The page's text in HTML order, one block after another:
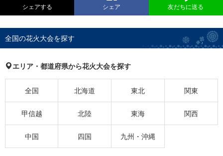
シェアする シェア 友だちに送る
全国の花火大会を探す
エリア・都道府県から花火大会を探す
全国 北海道 東北 関東
甲信越 北陸 東海 関西
中国 四国 九州・沖縄